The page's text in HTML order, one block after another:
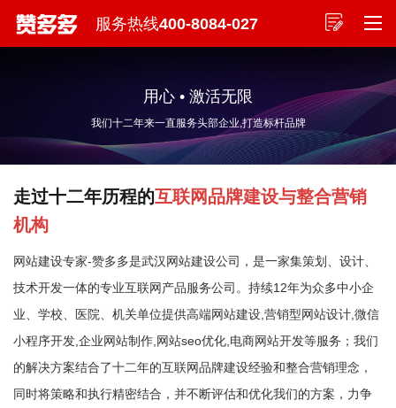
服务热线400-8084-027
用心 • 激活无限
我们十二年来一直服务头部企业,打造标杆品牌
走过十二年历程的互联网品牌建设与整合营销
机构
网站建设专家-赞多多是武汉网站建设公司，是一家集策划、设计、
技术开发一体的专业互联网产品服务公司。持续12年为众多中小企
业、学校、医院、机关单位提供高端网站建设,营销型网站设计,微信
小程序开发,企业网站制作,网站seo优化,电商网站开发等服务；我们
的解决方案结合了十二年的互联网品牌建设经验和整合营销理念，
同时将策略和执行精密结合，并不断评估和优化我们的方案，力争